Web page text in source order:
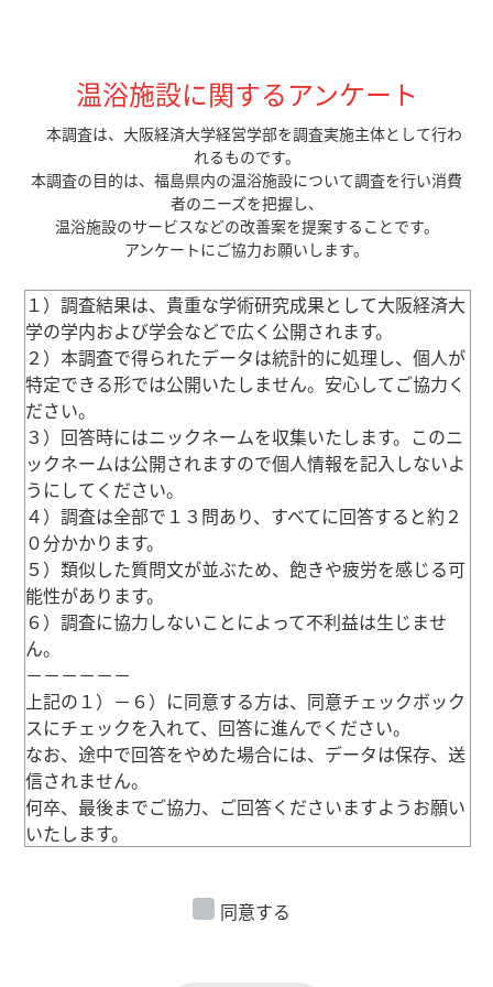
温浴施設に関するアンケート
本調査は、大阪経済大学経営学部を調査実施主体として行わ
れるものです。
本調査の目的は、福島県内の温浴施設について調査を行い消費
者のニーズを把握し、
温浴施設のサービスなどの改善案を提案することです。
アンケートにご協力お願いします。
１）調査結果は、貴重な学術研究成果として大阪経済大
学の学内および学会などで広く公開されます。
２）本調査で得られたデータは統計的に処理し、個人が
特定できる形では公開いたしません。 安心してご協力く
ださい。
３）回答時にはニックネームを収集いたします。このニ
ックネームは公開されますので個人情報を記入しないよ
うにしてください。
４）調査は全部で１３問あり、すべてに回答すると約２
０分かかります。
５）類似した質問文が並ぶため、飽きや疲労を感じる可
能性があります。
６）調査に協力しないことによって不利益は生じませ
ん。
－－－－－－
上記の１）－６）に同意する方は、同意チェックボック
スにチェックを入れて、回答に進んでください。
なお、途中で回答をやめた場合には、データは保存、送
信されません。
何卒、最後までご協力、ご回答くださいますようお願い
いたします。
同意する